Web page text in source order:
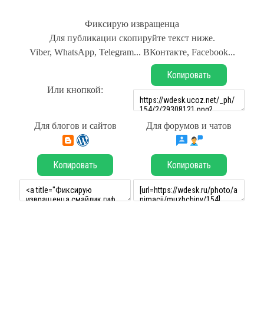
Фиксирую извращенца
Для публикации скопируйте текст ниже.
Viber, WhatsApp, Telegram... ВКонтакте, Facebook...
Или кнопкой:
Копировать
Для блогов и сайтов Для форумов и чатов
Копировать Копировать